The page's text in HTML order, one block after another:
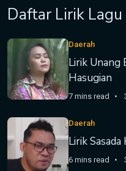
Daftar Lirik
Daerah
Lirik Unang
Hasugian
7 mins read
Daerah
Lirik
6 mins read